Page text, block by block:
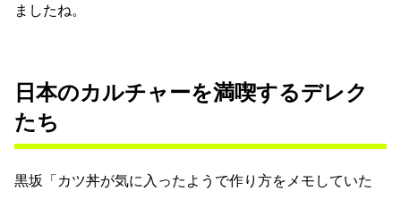
ましたね。
日本のカルチャーを満喫するデレク
たち
黒坂「カツ丼が気に入ったようで作り方をメモしていた